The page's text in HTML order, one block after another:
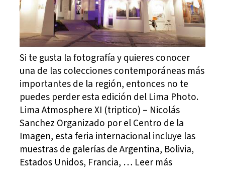
Si te gusta la fotografía y quieres conocer
una de las colecciones contemporáneas más
importantes de la región, entonces no te
puedes perder esta edición del Lima Photo.
Lima Atmosphere XI (triptico) – Nicolás
Sanchez Organizado por el Centro de la
Imagen, esta feria internacional incluye las
muestras de galerías de Argentina, Bolivia,
Estados Unidos, Francia, … Leer más